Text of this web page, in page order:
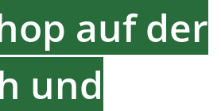
auf der
und